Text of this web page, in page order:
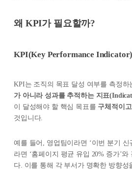
왜 KPI가 필요할까?
KPI(Key Performance Indicator)
KPI는 조직의 목표 달성 여부를 측정하
가 아니라 성과를 추적하는 지표
이 달성해야 할 핵심 목표를 구체적이
것입니다.
예를 들어, 영업팀이라면 ‘이번 분기
라면 ‘홈페이지 평균 유입 20% 증가’
다. 이를 통해 각 부서가 명확한 방향성